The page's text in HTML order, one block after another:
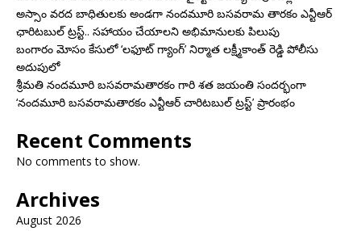
అస్సాం వరద బాధితులకు అండగా నందమూరి బసవరామ తారకం ఎన్టీఆర్
ఛారిటబుల్ ట్రస్ట్.. సహాయం చేయాలని అభిమానులకు పిలుపు
బంగారం మోసం కేసులో ‘లఫూట్ గ్యాంగ్’ నిర్మాత లక్ష్మీకాంత్ రెడ్డి పోలీసు
అదుపులో
శ్రీమతి నందమూరి బసవరామతారకం గారి శత జయంతి సందర్భంగా
‘నందమూరి బసవరామతారకం ఎన్టీఆర్ చారిటబుల్ ట్రస్ట్’ ప్రారంభం
Recent Comments
No comments to show.
Archives
August 2026